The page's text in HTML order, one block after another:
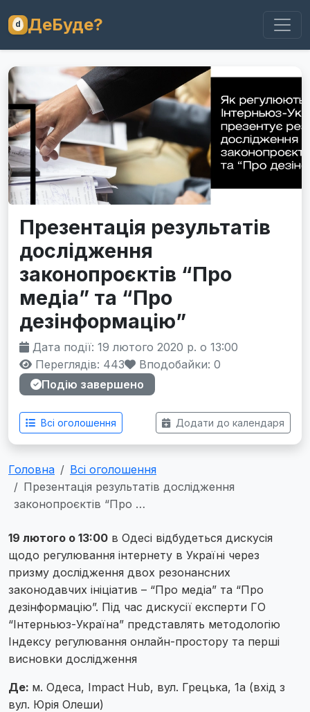
ДеБуде?
Презентація результатів
дослідження
законопроєктів “Про
медіа” та “Про
дезінформацію”
Дата події: 19 лютого 2020 р. о 13:00
Переглядів: 443
Вподобайки: 0
Подію завершено
Всі оголошення Додати до календаря
Головна
Всі оголошення
Презентація результатів дослідження
законопроєктів “Про …
19 лютого о 13:00 в Одесі відбудеться дискусія
щодо регулювання інтернету в Україні через
призму дослідження двох резонансних
законодавчих ініціатив – “Про медіа” та “Про
дезінформацію”. Під час дискусії експерти ГО
“Інтерньюз-Україна” представлять методологію
Індексу регулювання онлайн-простору та перші
висновки дослідження
Де: м. Одеса, Impact Hub, вул. Грецька, 1а (вхід з
вул. Юрія Олеши)